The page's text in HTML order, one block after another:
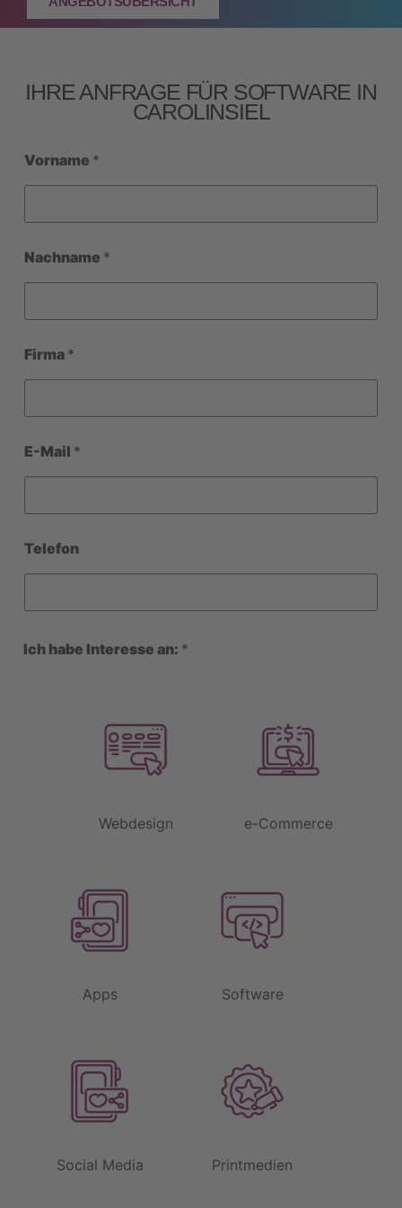
IHRE ANFRAGE FÜR SOFTWARE IN
CAROLINSIEL
Vorname *
Nachname *
Firma *
E-Mail *
Telefon
Ich habe Interesse an: *
Webdesign e-Commerce
Apps Software
Social Media Printmedien